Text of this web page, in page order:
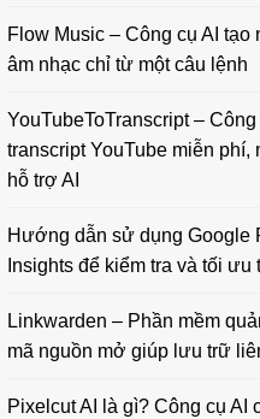
Flow Music – Công cụ AI tạo
âm nhạc chỉ từ một câu lệnh
YouTubeToTranscript –
transcript YouTube miễn phí,
hỗ trợ AI
Hướng dẫn sử dụng Google
Insights để kiểm tra và tối ưu
Linkwarden – Phần mềm
mã nguồn mở giúp lưu trữ
Pixelcut AI là gì? Công cụ AI